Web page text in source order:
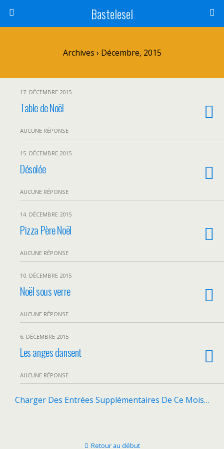
Bastelesel
Archives › Décembre, 2015
17. DÉCEMBRE 2015
Table de Noël
AUCUNE RÉPONSE
15. DÉCEMBRE 2015
Désolée
AUCUNE RÉPONSE
14. DÉCEMBRE 2015
Pizza Père Noël
AUCUNE RÉPONSE
10. DÉCEMBRE 2015
Noël sous verre
AUCUNE RÉPONSE
6. DÉCEMBRE 2015
Les anges dansent
AUCUNE RÉPONSE
Charger Des Entrées Supplémentaires De Ce Mois…
Retour au début